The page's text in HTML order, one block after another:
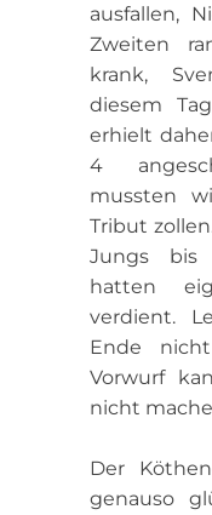
ausfallen,
Zweiten
krank,
diesem
erhielt
4
mussten
Tribut
Jungs bis
hatten
verdient.
Ende
Vorwurf
nicht
Der
genauso